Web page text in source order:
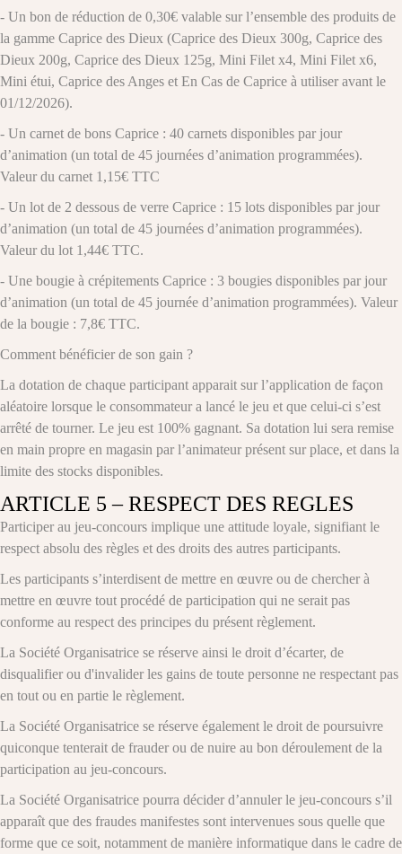
- Un bon de réduction de 0,30€ valable sur l’ensemble des produits de
la gamme Caprice des Dieux (Caprice des Dieux 300g, Caprice des
Dieux 200g, Caprice des Dieux 125g, Mini Filet x4, Mini Filet x6,
Mini étui, Caprice des Anges et En Cas de Caprice à utiliser avant le
01/12/2026).
- Un carnet de bons Caprice : 40 carnets disponibles par jour
d’animation (un total de 45 journées d’animation programmées).
Valeur du carnet 1,15€ TTC
- Un lot de 2 dessous de verre Caprice : 15 lots disponibles par jour
d’animation (un total de 45 journées d’animation programmées).
Valeur du lot 1,44€ TTC.
- Une bougie à crépitements Caprice : 3 bougies disponibles par jour
d’animation (un total de 45 journée d’animation programmées). Valeur
de la bougie : 7,8€ TTC.
Comment bénéficier de son gain ?
La dotation de chaque participant apparait sur l’application de façon
aléatoire lorsque le consommateur a lancé le jeu et que celui-ci s’est
arrêté de tourner. Le jeu est 100% gagnant. Sa dotation lui sera remise
en main propre en magasin par l’animateur présent sur place, et dans la
limite des stocks disponibles.
ARTICLE 5 – RESPECT DES REGLES
Participer au jeu-concours implique une attitude loyale, signifiant le
respect absolu des règles et des droits des autres participants.
Les participants s’interdisent de mettre en œuvre ou de chercher à
mettre en œuvre tout procédé de participation qui ne serait pas
conforme au respect des principes du présent règlement.
La Société Organisatrice se réserve ainsi le droit d’écarter, de
disqualifier ou d'invalider les gains de toute personne ne respectant pas
en tout ou en partie le règlement.
La Société Organisatrice se réserve également le droit de poursuivre
quiconque tenterait de frauder ou de nuire au bon déroulement de la
participation au jeu-concours.
La Société Organisatrice pourra décider d’annuler le jeu-concours s’il
apparaît que des fraudes manifestes sont intervenues sous quelle que
forme que ce soit, notamment de manière informatique dans le cadre de